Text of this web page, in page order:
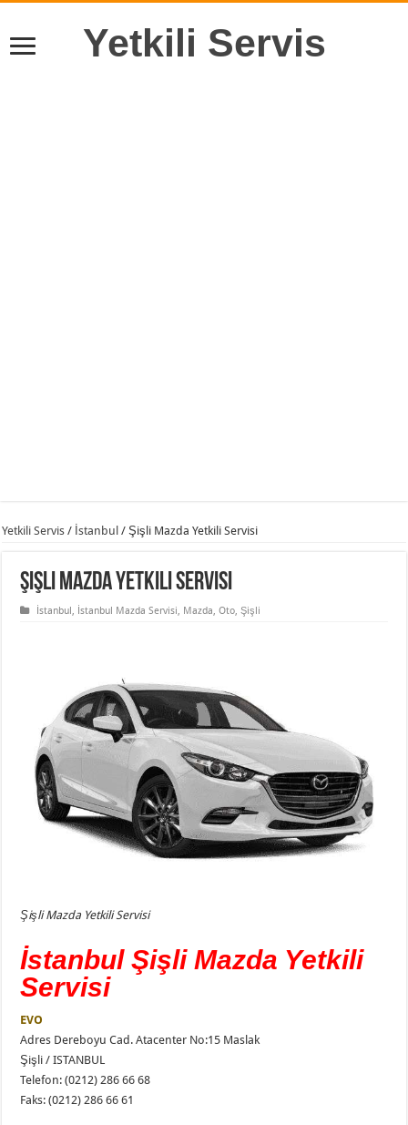
Yetkili Servis
Yetkili Servis / İstanbul / Şişli Mazda Yetkili Servisi
Şişli Mazda Yetkili Servisi
İstanbul, İstanbul Mazda Servisi, Mazda,Oto,Şişli
Şişli Mazda Yetkili Servisi
İstanbul Şişli Mazda Yetkili
Servisi
EVO
Adres Dereboyu Cad. Atacenter No:15 Maslak
Şişli / ISTANBUL
Telefon: (0212) 286 66 68
Faks: (0212) 286 66 61